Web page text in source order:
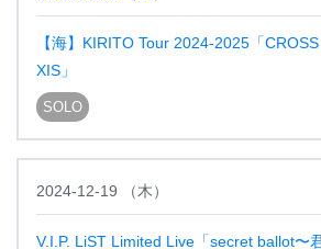
【海】KIRITO Tour 2024-2025「
XIS」
SOLO
2024-12-19 （木）
V.I.P. LiST Limited Live「secret ballot〜